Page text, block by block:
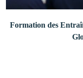
Formation des